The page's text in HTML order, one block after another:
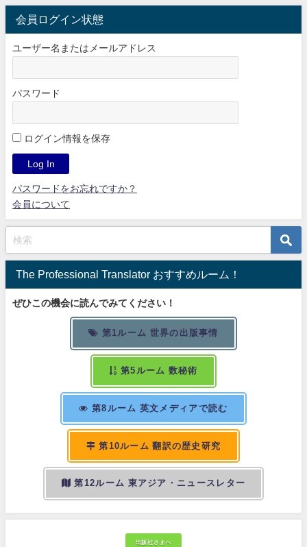
会員ログイン状態
ユーザー名またはメールアドレス
パスワード
ログイン情報を保存
パスワードをお忘れですか？
会員について
The Professional Translator おすすめルーム！
ぜひこの機会に読んでみてください！
第1ルーム 世界の出版事情
第5ルーム 数秘術
第8ルーム 英文メディアで読む
第10ルーム 翻訳の歴史研究
第12ルーム 東アジア・ニュースレター
出版社さまへ